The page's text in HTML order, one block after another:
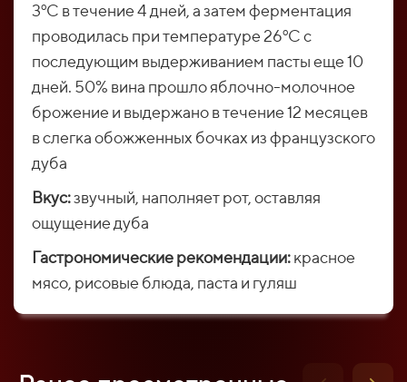
3ºC в течение 4 дней, а затем ферментация
проводилась при температуре 26ºC с
последующим выдерживанием пасты еще 10
дней. 50% вина прошло яблочно-молочное
брожение и выдержано в течение 12 месяцев
в слегка обожженных бочках из французского
дуба
Вкус:звучный, наполняет рот, оставляя
ощущение дуба
Гастрономические рекомендации:красное
мясо, рисовые блюда, паста и гуляш